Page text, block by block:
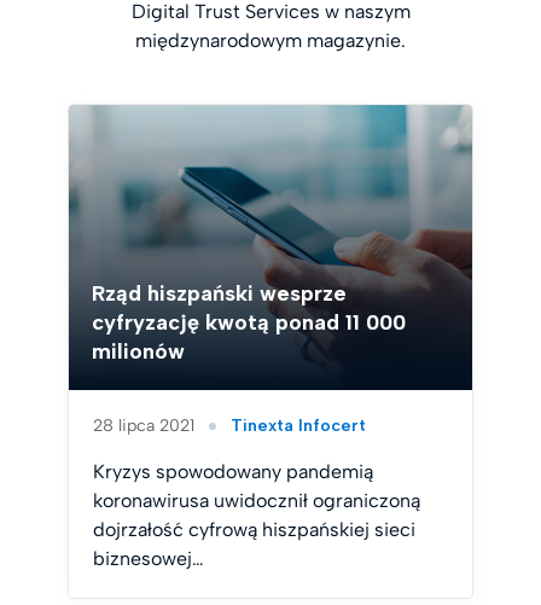
Digital Trust Services w naszym
międzynarodowym magazynie.
Rząd hiszpański wesprze
cyfryzację kwotą ponad 11 000
milionów
28 lipca 2021 Tinexta Infocert
Kryzys spowodowany pandemią
koronawirusa uwidocznił ograniczoną
dojrzałość cyfrową hiszpańskiej sieci
biznesowej…